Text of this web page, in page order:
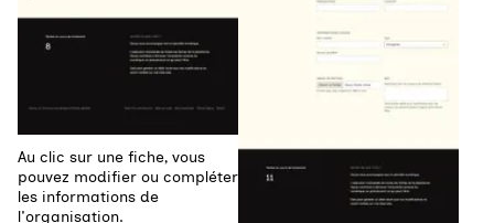
Au clic sur une fiche, vous
pouvez modifier ou compléter
les informations de
l'organisation.